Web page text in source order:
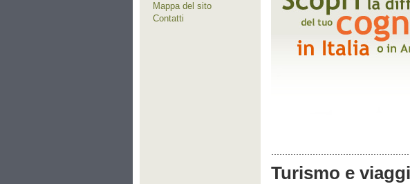
Mappa del sito
Contatti
Turismo e